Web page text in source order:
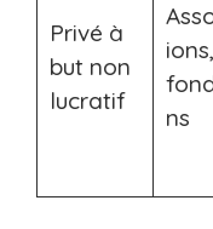
Privé à
but non
lucratif
ions,
ns